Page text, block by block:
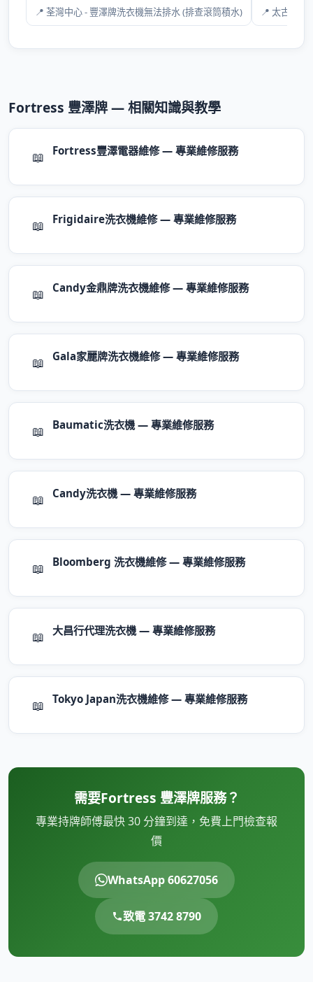
📍 荃灣中心 - 豐澤牌洗衣機無法排水 (排查滾筒積水)
Fortress 豐澤牌 — 相關知識與教學
📖 Fortress豐澤電器維修 — 專業維修服務
📖 Frigidaire洗衣機維修 — 專業維修服務
📖 Candy金鼎牌洗衣機維修 — 專業維修服務
📖 Gala家麗牌洗衣機維修 — 專業維修服務
📖 Baumatic洗衣機 — 專業維修服務
📖 Candy洗衣機 — 專業維修服務
📖 Bloomberg 洗衣機維修 — 專業維修服務
📖 大昌行代理洗衣機 — 專業維修服務
📖 Tokyo Japan洗衣機維修 — 專業維修服務
需要Fortress 豐澤牌服務？
專業持牌師傅最快 30 分鐘到達，免費上門檢查報
價
WhatsApp 60627056
致電 3742 8790